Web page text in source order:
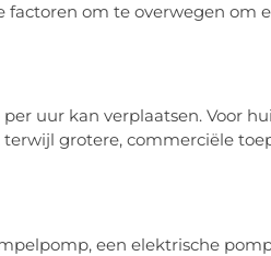
om te overwegen om
uur kan verplaatsen. Voor
grotere, commerciële
een elektrische